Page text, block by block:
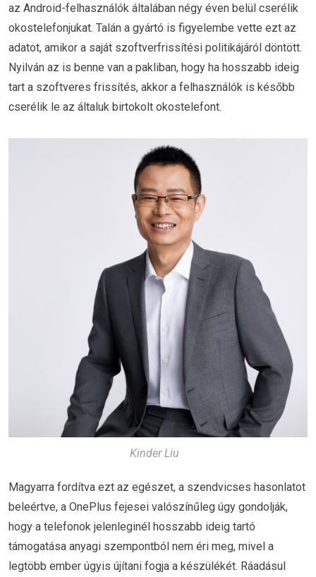
az Android-felhasználók általában négy éven belül cserélik
okostelefonjukat. Talán a gyártó is figyelembe vette ezt az
adatot, amikor a saját szoftverfrissítési politikájáról döntött.
Nyilván az is benne van a pakliban, hogy ha hosszabb ideig
tart a szoftveres frissítés, akkor a felhasználók is később
cserélik le az általuk birtokolt okostelefont.
Kinder Liu
Magyarra fordítva ezt az egészet, a szendvicses hasonlatot
beleértve, a OnePlus fejesei valószínűleg úgy gondolják,
hogy a telefonok jelenleginél hosszabb ideig tartó
támogatása anyagi szempontból nem éri meg, mivel a
legtöbb ember úgyis újítani fogja a készülékét. Ráadásul